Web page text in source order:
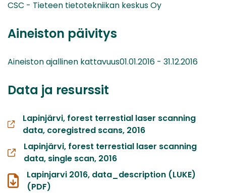
CSC - Tieteen tietotekniikan keskus Oy
Aineiston päivitys
Aineiston ajallinen kattavuus01.01.2016 - 31.12.2016
Data ja resurssit
Lapinjärvi, forest terrestial laser scanning
data, coregistred scans, 2016
Lapinjärvi, forest terrestial laser scanning
data, single scan, 2016
Lapinjarvi 2016, data_description (LUKE)
(PDF)